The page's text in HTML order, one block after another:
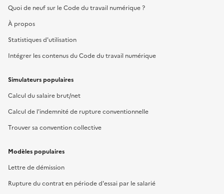
Quoi de neuf sur le Code du travail numérique ?
À propos
Statistiques d'utilisation
Intégrer les contenus du Code du travail numérique
Simulateurs populaires
Calcul du salaire brut/net
Calcul de l'indemnité de rupture conventionnelle
Trouver sa convention collective
Modèles populaires
Lettre de démission
Rupture du contrat en période d'essai par le salarié